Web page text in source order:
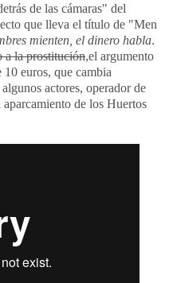
de las cámaras" del
que lleva el título de "Men
mienten, el dinero habla.
a la prostitución,el argumento
euros, que cambia
actores, operador de
de los Huertos